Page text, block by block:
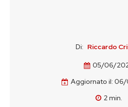
Di: Riccardo
05/06/
Aggiornato il: 06/
2min.